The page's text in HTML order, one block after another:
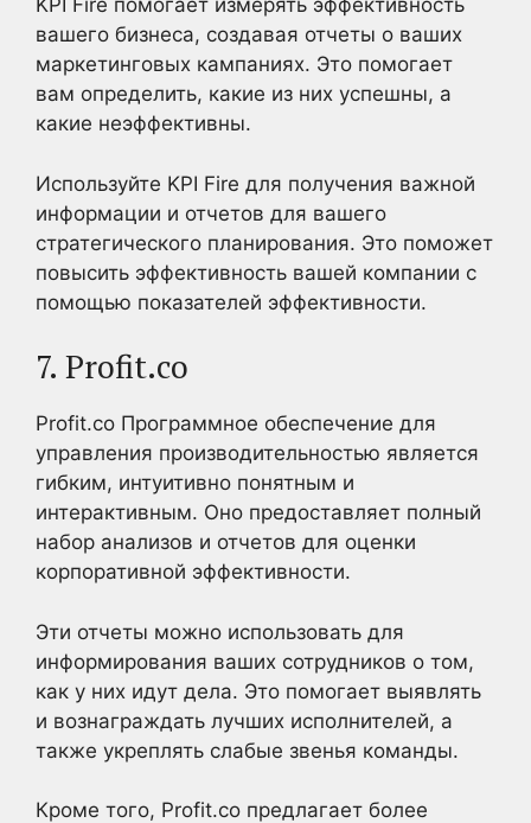
KPI Fire помогает измерять эффективность
вашего бизнеса, создавая отчеты о ваших
маркетинговых кампаниях. Это помогает
вам определить, какие из них успешны, а
какие неэффективны.
Используйте KPI Fire для получения важной
информации и отчетов для вашего
стратегического планирования. Это поможет
повысить эффективность вашей компании с
помощью показателей эффективности.
7. Profit.co
Profit.co Программное обеспечение для
управления производительностью является
гибким, интуитивно понятным и
интерактивным. Оно предоставляет полный
набор анализов и отчетов для оценки
корпоративной эффективности.
Эти отчеты можно использовать для
информирования ваших сотрудников о том,
как у них идут дела. Это помогает выявлять
и вознаграждать лучших исполнителей, а
также укреплять слабые звенья команды.
Кроме того, Profit.co предлагает более